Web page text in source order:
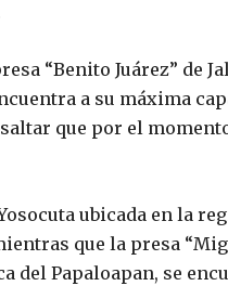
“Benito Juárez” de
a su máxima
que por el
ubicada en la
que la presa
del Papaloapan, se